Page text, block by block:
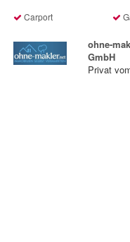
Carport
ohne-
GmbH
Privat